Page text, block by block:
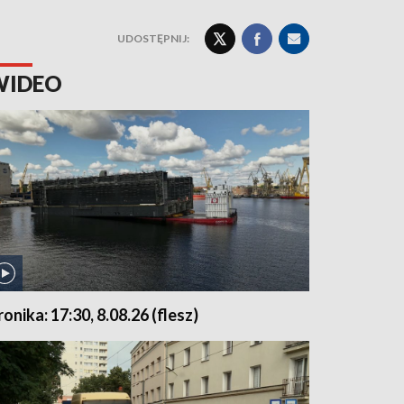
UDOSTĘPNIJ:
17:30, 8.08.26 (flesz)